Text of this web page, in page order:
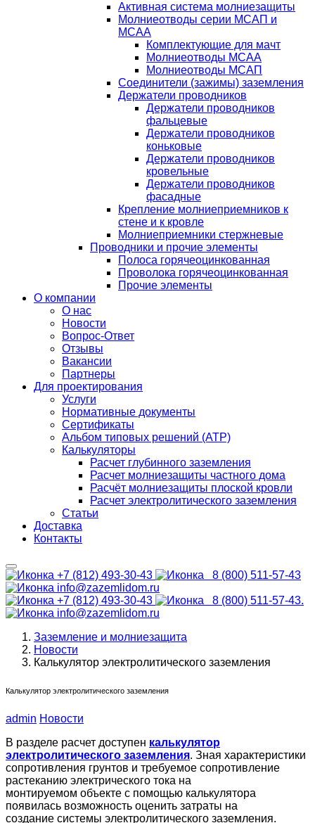
Активная система молниезащиты
Молниеотводы серии МСАП и
МСАА
Комплектующие для мачт
Молниеотводы МСАА
Молниеотводы МСАП
Соединители (зажимы) заземления
Держатели проводников
Держатели проводников
фальцевые
Держатели проводников
коньковые
Держатели проводников
кровельные
Держатели проводников
фасадные
Крепление молниеприемников к
стене и к кровле
Молниеприемники стержневые
Проводники и прочие элементы
Полоса горячеоцинкованная
Проволока горячеоцинкованная
Прочие элементы
О компании
О нас
Новости
Вопрос-Ответ
Отзывы
Вакансии
Партнеры
Для проектирования
Услуги
Нормативные документы
Сертификаты
Альбом типовых решений (АТР)
Калькуляторы
Расчет глубинного заземления
Расчет молниезащиты частного дома
Расчёт молниезащиты плоской кровли
Расчет электролитического заземления
Статьи
Доставка
Контакты
+7 (812) 493-30-43
8 (800) 511-57-43
info@zazemlidom.ru
+7 (812) 493-30-43
8 (800) 511-57-43.
info@zazemlidom.ru
Заземление и молниезащита
Новости
Калькулятор электролитического заземления
Калькулятор электролитического заземления
admin Новости
В разделе расчет доступен калькулятор
электролитического заземления. Зная характеристики
сопротивления грунтов и требуемое сопротивление
растеканию электрического тока на
монтируемом объекте с помощью калькулятора
появилась возможность оценить затраты на
создание системы электролитического заземления.